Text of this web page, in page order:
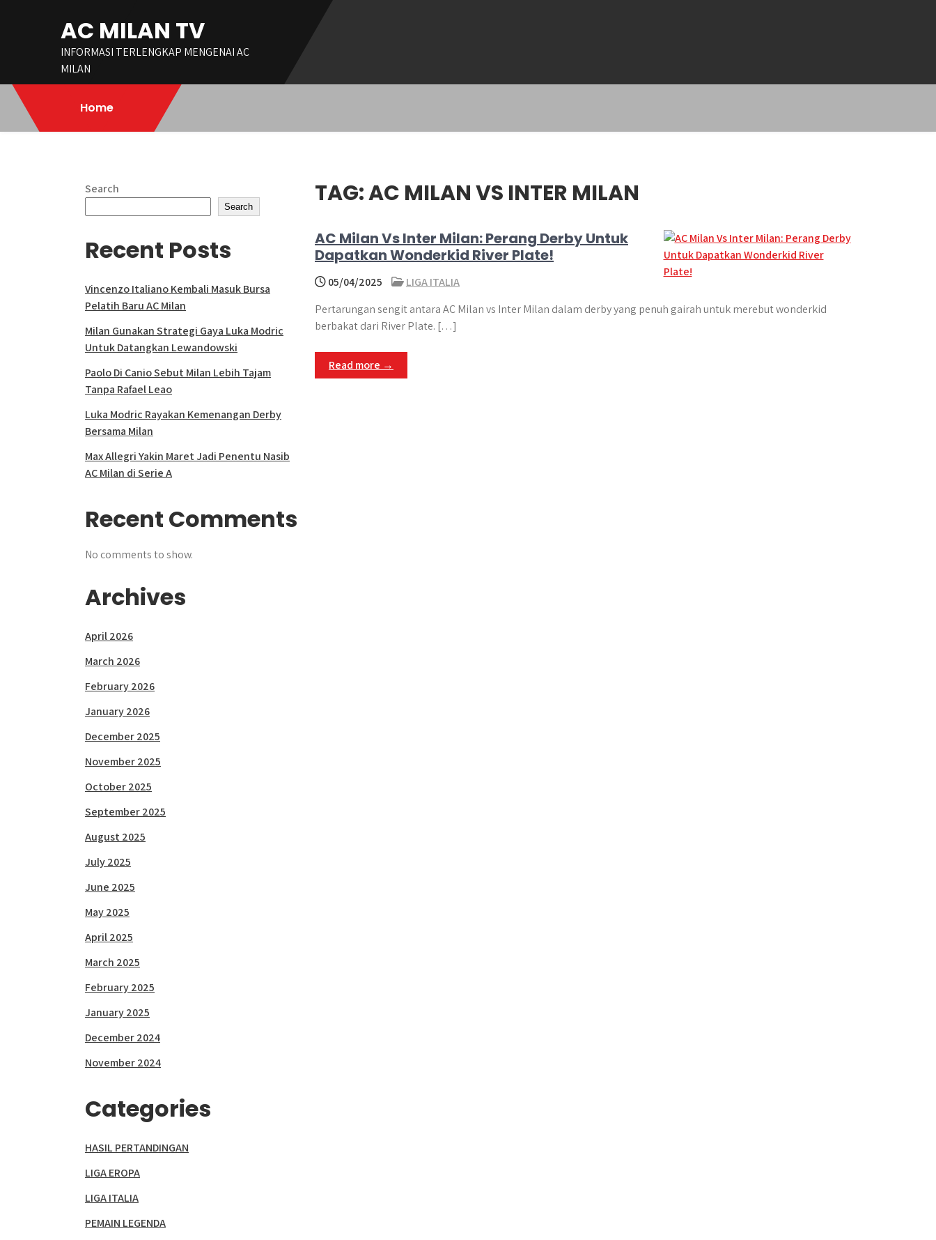
AC MILAN TV
INFORMASI TERLENGKAP MENGENAI AC
MILAN
Home
TAG:AC MILAN VS INTER MILAN
AC Milan Vs Inter Milan: Perang Derby Untuk
Dapatkan Wonderkid River Plate!
05/04/2025
LIGA ITALIA
Pertarungan sengit antara AC Milan vs Inter Milan dalam derby yang penuh gairah untuk merebut wonderkid
berbakat dari River Plate. […]
Read more →
Search
Search
Recent Posts
Vincenzo Italiano Kembali Masuk Bursa
Pelatih Baru AC Milan
Milan Gunakan Strategi Gaya Luka Modric
Untuk Datangkan Lewandowski
Paolo Di Canio Sebut Milan Lebih Tajam
Tanpa Rafael Leao
Luka Modric Rayakan Kemenangan Derby
Bersama Milan
Max Allegri Yakin Maret Jadi Penentu Nasib
AC Milan di Serie A
Recent Comments
No comments to show.
Archives
April 2026
March 2026
February 2026
January 2026
December 2025
November 2025
October 2025
September 2025
August 2025
July 2025
June 2025
May 2025
April 2025
March 2025
February 2025
January 2025
December 2024
November 2024
Categories
HASIL PERTANDINGAN
LIGA EROPA
LIGA ITALIA
PEMAIN LEGENDA